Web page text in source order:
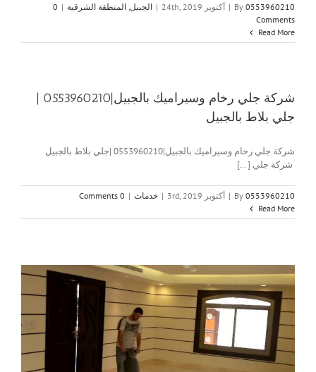
By 0553960210
| أكتوبر 24th, 2019 | الجبيل, المنطقة الشرقية |
0
Comments
Read More
شركة جلي رخام وسيراميك بالجبيل|0553960210 |
جلي بلاط بالجبيل
شركة جلي رخام وسيراميك بالجبيل|0553960210 |جلي بلاط بالجبيل
شركة جلي [...]
By 0553960210
| أكتوبر 3rd, 2019 | خدمات |
0 Comments
Read More